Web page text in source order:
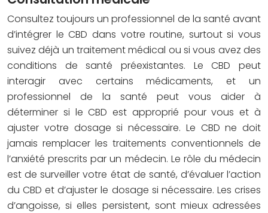
Consultez toujours un professionnel de la santé avant
d’intégrer le CBD dans votre routine, surtout si vous
suivez déjà un traitement médical ou si vous avez des
conditions de santé préexistantes. Le CBD peut
interagir avec certains médicaments, et un
professionnel de la santé peut vous aider à
déterminer si le CBD est approprié pour vous et à
ajuster votre dosage si nécessaire. Le CBD ne doit
jamais remplacer les traitements conventionnels de
l’anxiété prescrits par un médecin. Le rôle du médecin
est de surveiller votre état de santé, d’évaluer l’action
du CBD et d’ajuster le dosage si nécessaire. Les crises
d’angoisse, si elles persistent, sont mieux adressées